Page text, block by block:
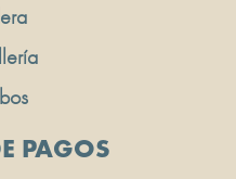
PAGOS